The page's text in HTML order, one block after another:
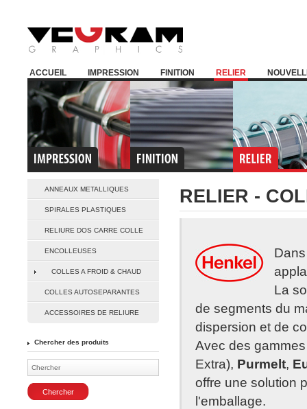
ACCUEIL IMPRESSION FINITION RELIER
ANNEAUX METALLIQUES
SPIRALES PLASTIQUES
RELIURE DOS CARRE COLLE
ENCOLLEUSES
COLLES A FROID & CHAUD
COLLES AUTOSEPARANTES
ACCESSOIRES DE RELIURE
Chercher des produits
RELIER -
La
de segments du
dispersion et de
Avec des
Extra), Purmelt,
offre une solution
l'emballage.